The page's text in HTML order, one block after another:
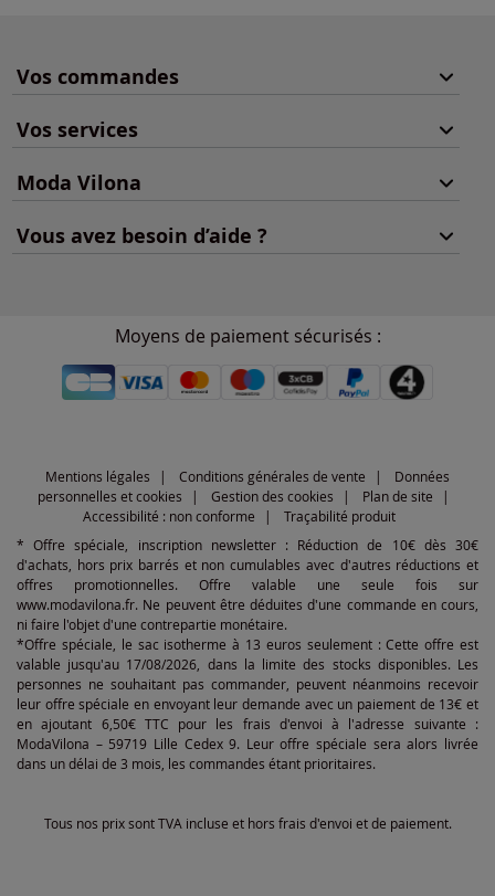
Vos commandes
Vos services
Moda Vilona
Vous avez besoin d’aide ?
Moyens de paiement sécurisés :
Mentions légales Conditions générales de vente
Données
personnelles et cookies
Gestion des cookies
Plan de site
Accessibilité : non conforme
Traçabilité produit
* Offre spéciale, inscription newsletter : Réduction de 10€ dès 30€
d'achats, hors prix barrés et non cumulables avec d'autres réductions et
offres promotionnelles. Offre valable une seule fois sur
www.modavilona.fr. Ne peuvent être déduites d'une commande en cours,
ni faire l'objet d'une contrepartie monétaire.
*Offre spéciale, le sac isotherme à 13 euros seulement : Cette offre est
valable jusqu'au 17/08/2026, dans la limite des stocks disponibles. Les
personnes ne souhaitant pas commander, peuvent néanmoins recevoir
leur offre spéciale en envoyant leur demande avec un paiement de 13€ et
en ajoutant 6,50€ TTC pour les frais d'envoi à l'adresse suivante :
ModaVilona – 59719 Lille Cedex 9. Leur offre spéciale sera alors livrée
dans un délai de 3 mois, les commandes étant prioritaires.
Tous nos prix sont TVA incluse et hors frais d'envoi et de paiement.